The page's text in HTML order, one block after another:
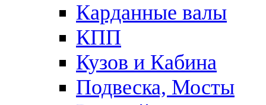
Карданные валы
КПП
Кузов и Кабина
Подвеска, Мосты